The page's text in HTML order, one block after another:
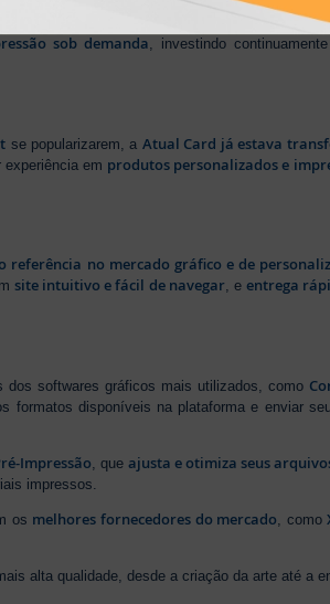
variedade de produtos e soluções para
sob demanda, investindo
se popularizarem, a Atual Card já estava
experiência em produtos personalizados e
referência no mercado gráfico e de
site intuitivo e fácil de navegar, e entrega
softwares gráficos mais utilizados, como
formatos disponíveis na plataforma e enviar
Impressão , queajusta e otimiza seus
impressos.
os melhores fornecedores do mercado , como
alta qualidade, desde a criação da arte até a